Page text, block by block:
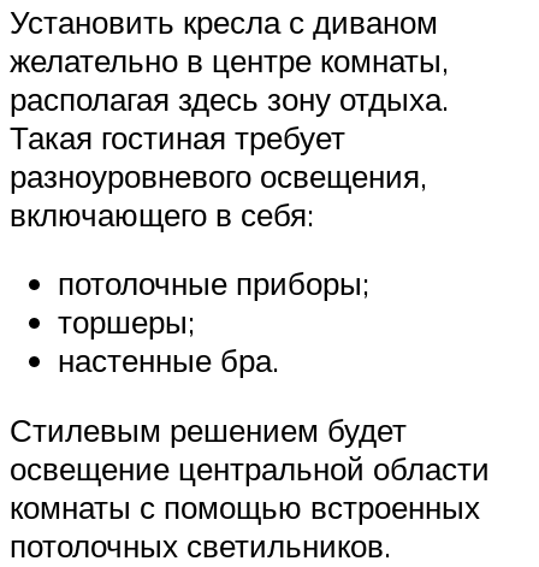
Установить кресла с диваном
желательно в центре комнаты,
располагая здесь зону отдыха.
Такая гостиная требует
разноуровневого освещения,
включающего в себя:
потолочные приборы;
торшеры;
настенные бра.
Стилевым решением будет
освещение центральной области
комнаты с помощью встроенных
потолочных светильников.